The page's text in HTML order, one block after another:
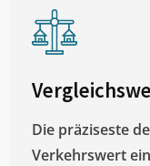
Die präziseste
Verkehrswert